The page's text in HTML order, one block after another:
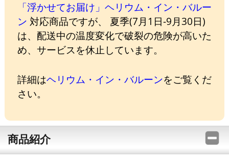
「浮かせてお届け」ヘリウム・イン・バルー
ン 対応商品ですが、 夏季(7月1日-9月30日)
は、配送中の温度変化で破裂の危険が高いた
め、サービスを休止しています。
詳細はヘリウム・イン・バルーンをご覧くだ
さい。
商品紹介